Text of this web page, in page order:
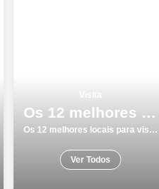
Os 12 melhores locais para visitar em Viana do Castelo
Os 12 melhores locais para visitar em Viana do Castelo
Ver Todos